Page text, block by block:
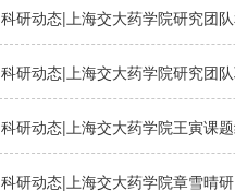
科研动态|上海交大药学院研究团
科研动态|上海交大药学院研究团
科研动态|上海交大药学院王寅课
科研动态|上海交大药学院章雪晴